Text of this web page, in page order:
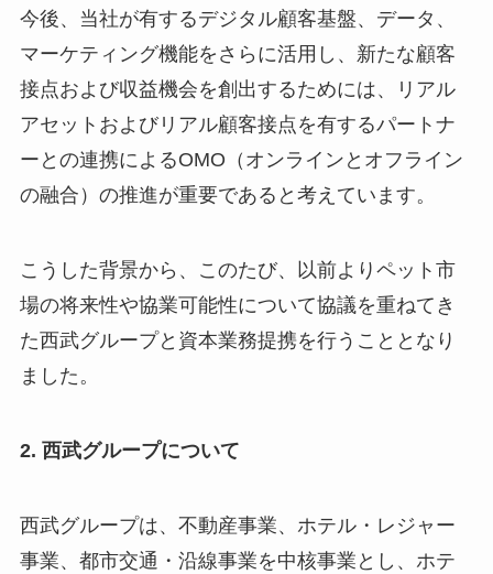
今後、当社が有するデジタル顧客基盤、データ、
マーケティング機能をさらに活用し、新たな顧客
接点および収益機会を創出するためには、リアル
アセットおよびリアル顧客接点を有するパートナ
ーとの連携によるOMO（オンラインとオフライン
の融合）の推進が重要であると考えています。
こうした背景から、このたび、以前よりペット市
場の将来性や協業可能性について協議を重ねてき
た西武グループと資本業務提携を行うこととなり
ました。
2. 西武グループについて
西武グループは、不動産事業、ホテル・レジャー
事業、都市交通・沿線事業を中核事業とし、ホテ